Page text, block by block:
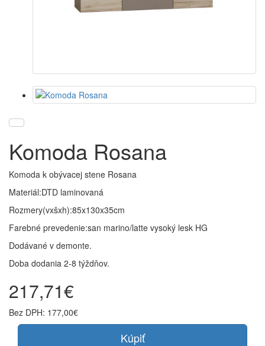
Komoda Rosana
Komoda k obývacej stene Rosana
Materiál:DTD laminovaná
Rozmery(vxšxh):85x130x35cm
Farebné prevedenie:san marino/latte vysoký lesk HG
Dodávané v demonte.
Doba dodania 2-8 týždňov.
217,71€
Bez DPH: 177,00€
Kúpiť